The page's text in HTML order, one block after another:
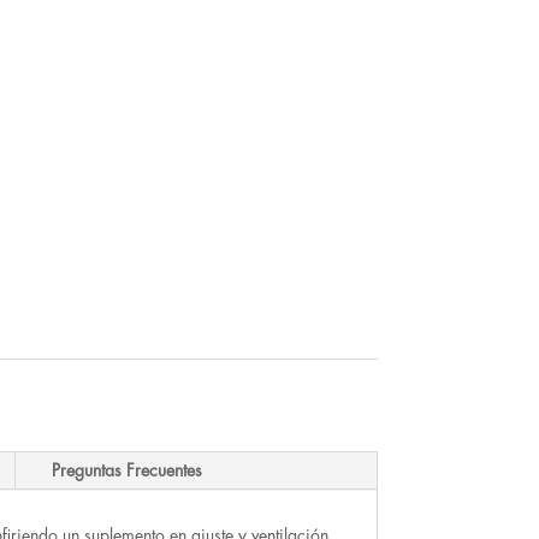
Preguntas Frecuentes
un suplemento en ajuste y ventilación.